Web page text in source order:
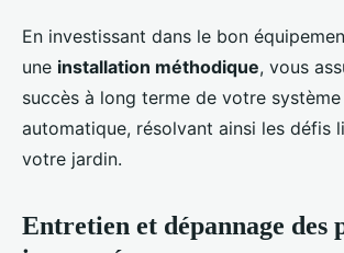
En investissant dans le bon
une installation méthodique, vous
succès à long terme de votre
automatique, résolvant ainsi les défis
votre jardin.
Entretien et dépannage des